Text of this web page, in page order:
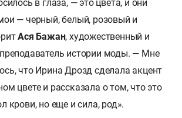
в глаза, — это цвета, и они
— черный, белый, розовый и
Ася Бажан, художественный и
истории моды. — Мне
что Ирина Дрозд сделала акцент
цвете и рассказала о том, что это
крови, но еще и сила, род».